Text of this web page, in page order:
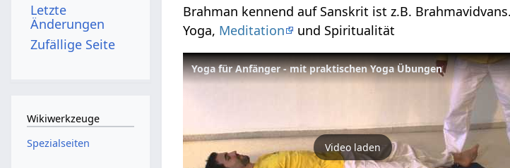
Brahman kennend auf Sanskrit ist z.B.
Yoga, Meditation und Spiritualität
Yoga für Anfänger - mit praktischen Yoga Übungen
Video laden
Letzte
Änderungen
Zufällige Seite
Wikiwerkzeuge
Spezialseiten